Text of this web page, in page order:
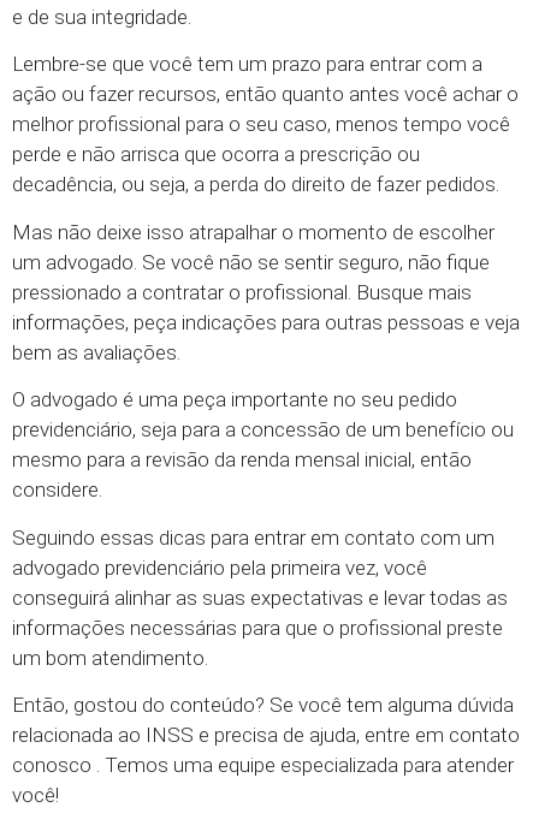
e de sua integridade.
Lembre-se que você tem um prazo para entrar com a
ação ou fazer recursos, então quanto antes você achar o
melhor profissional para o seu caso, menos tempo você
perde e não arrisca que ocorra a prescrição ou
decadência, ou seja, a perda do direito de fazer pedidos.
Mas não deixe isso atrapalhar o momento de escolher
um advogado. Se você não se sentir seguro, não fique
pressionado a contratar o profissional. Busque mais
informações, peça indicações para outras pessoas e veja
bem as avaliações.
O advogado é uma peça importante no seu pedido
previdenciário, seja para a concessão de um benefício ou
mesmo para a revisão da renda mensal inicial, então
considere.
Seguindo essas dicas para entrar em contato com um
advogado previdenciário pela primeira vez, você
conseguirá alinhar as suas expectativas e levar todas as
informações necessárias para que o profissional preste
um bom atendimento.
Então, gostou do conteúdo? Se você tem alguma dúvida
relacionada ao INSS e precisa de ajuda, entre em contato
conosco . Temos uma equipe especializada para atender
você!